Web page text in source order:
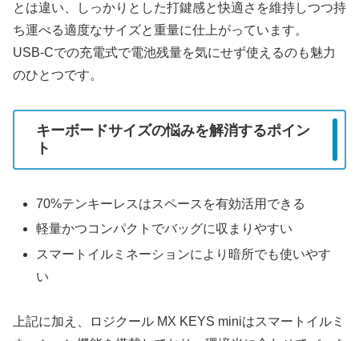
とは違い、しっかりとした打鍵感と快適さを維持しつつ持
ち運べる適度なサイズと重量に仕上がっています。
USB-Cでの充電式で電池残量を気にせず使えるのも魅力
のひとつです。
キーボードサイズの悩みを解消するポイン
ト
70%テンキーレスはスペースを有効活用できる
軽量かつコンパクトでバッグに収まりやすい
スマートイルミネーションにより暗所でも使いやす
い
上記に加え、ロジクール MX KEYS miniはスマートイルミ